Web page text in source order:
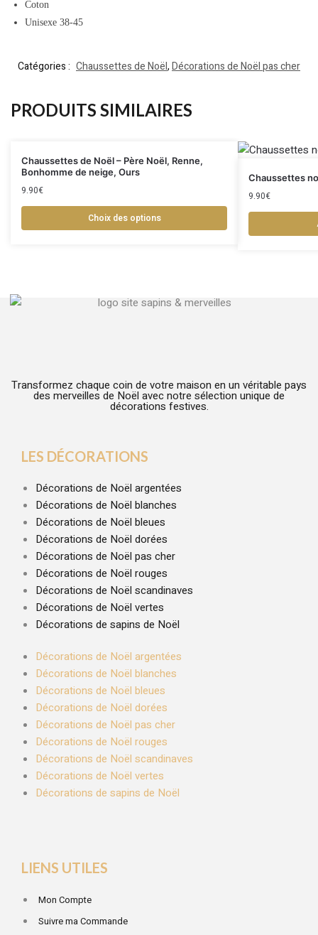
Coton
Unisexe 38-45
Catégories : Chaussettes de Noël,Décorations de Noël pas cher
PRODUITS SIMILAIRES
Chaussettes de Noël – Père Noël, Renne,
Bonhomme de neige, Ours
9.90€
Choix des options
Chaussettes
9.90€
Transformez chaque coin de votre maison en un véritable pays
des merveilles de Noël avec notre sélection unique de
décorations festives.
LES DÉCORATIONS
Décorations de Noël argentées
Décorations de Noël blanches
Décorations de Noël bleues
Décorations de Noël dorées
Décorations de Noël pas cher
Décorations de Noël rouges
Décorations de Noël scandinaves
Décorations de Noël vertes
Décorations de sapins de Noël
Décorations de Noël argentées
Décorations de Noël blanches
Décorations de Noël bleues
Décorations de Noël dorées
Décorations de Noël pas cher
Décorations de Noël rouges
Décorations de Noël scandinaves
Décorations de Noël vertes
Décorations de sapins de Noël
LIENS UTILES
Mon Compte
Suivre ma Commande